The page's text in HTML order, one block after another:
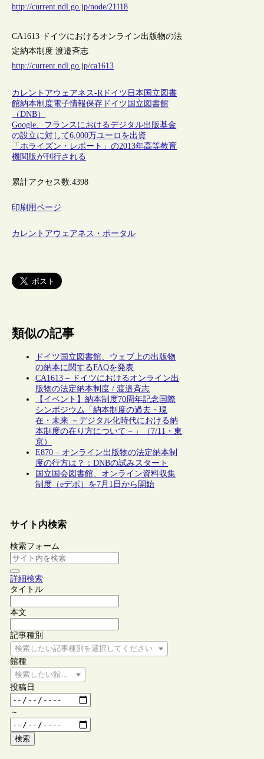
http://current.ndl.go.jp/node/21118
CA1613 ドイツにおけるオンライン出版物の法
定納本制度 渡邉斉志
http://current.ndl.go.jp/ca1613
カレントアウェアネス-Rドイツ 日本 国立図書
館納本制度電子情報保存 ドイツ国立図書館
（DNB）
Google、フランスにおけるデジタル出版基金
の設立に対して6,000万ユーロを出資
「ホライズン・レポート」の2013年高等教育
機関版が刊行される
累計アクセス数:4398
印刷用ページ
カレントアウェアネス・ポータル
類似の記事
ドイツ国立図書館、ウェブ上の出版物
の納本に関するFAQを発表
CA1613 – ドイツにおけるオンライン出
版物の法定納本制度 / 渡邉斉志
【イベント】納本制度70周年記念国際
シンポジウム「納本制度の過去・現
在・未来 －デジタル化時代における納
本制度の在り方について－」（7/11・東
京）
E870 – オンライン出版物の法定納本制
度の行方は？：DNBの試みスタート
国立国会図書館、オンライン資料収集
制度（eデポ）を7月1日から開始
サイト内検索
検索フォーム
詳細検索
タイトル
本文
記事種別
検索したい記事種別を選択してください
館種
検索したい館種を選択してください
投稿日
～
検索